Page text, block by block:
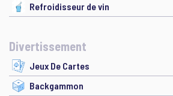
Refroidisseur de vin
Divertissement
Jeux De Cartes
Backgammon